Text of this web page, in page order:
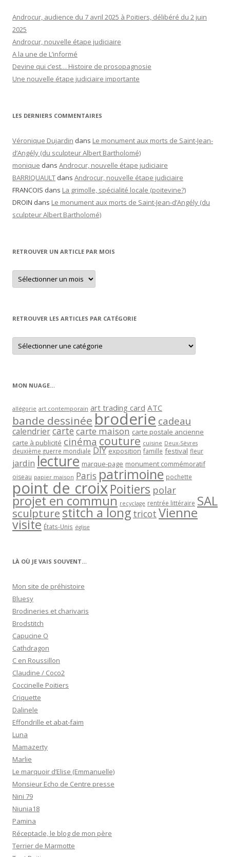
Androcur, audience du 7 avril 2025 à Poitiers, délibéré du 2 juin
2025
Androcur, nouvelle étape judiciaire
A la une de L’informé
Devine qui c’est… Histoire de prosopagnosie
Une nouvelle étape judiciaire importante
LES DERNIERS COMMENTAIRES
Véronique Dujardin dans Le monument aux morts de Saint-Jean-
d’Angély (du sculpteur Albert Bartholomé)
monique dans Androcur, nouvelle étape judiciaire
BARRIQUAULT dans Androcur, nouvelle étape judiciaire
FRANCOIS dans La grimolle, spécialité locale (poitevine?)
DROIN dans Le monument aux morts de Saint-Jean-d’Angély (du
sculpteur Albert Bartholomé)
RETROUVER UN ARTICLE PAR MOIS
Retrouver
un
article
RETROUVER LES ARTICLES PAR CATÉGORIE
Retrouver
les
articles
MON NUAGE…
allégorie art contemporain art trading card ATC
bande dessinéebroderie cadeau
calendriercartecarte maison carte postale ancienne
carte à publicité cinéma couture cuisine Deux-Sèvres
deuxième guerre mondiale DIY exposition famille festival fleur
jardin lecture marque-page monument commémoratif
oiseau papier maison Paris patrimoine pochette
point de croixPoitiers polar
projet en commun recyclage rentrée littéraire SAL
sculpturestitch a long tricot Vienne
visite États-Unis église
LÀ OÙ JE VAIS SOUVENT…
Mon site de préhistoire
Bluesy
Brodineries et charivaris
Brodstitch
Capucine O
Cathdragon
C en Roussillon
Claudine / Coco2
Coccinelle Poitiers
Criquette
Dalinele
Effondrille et abat-faim
Luna
Mamazerty
Marlie
Le marquoir d’Elise (Emmanuelle)
Monsieur Echo de Centre presse
Nini 79
Niunia18
Pamina
Réceptacle, le blog de mon père
Terrier de Marmotte